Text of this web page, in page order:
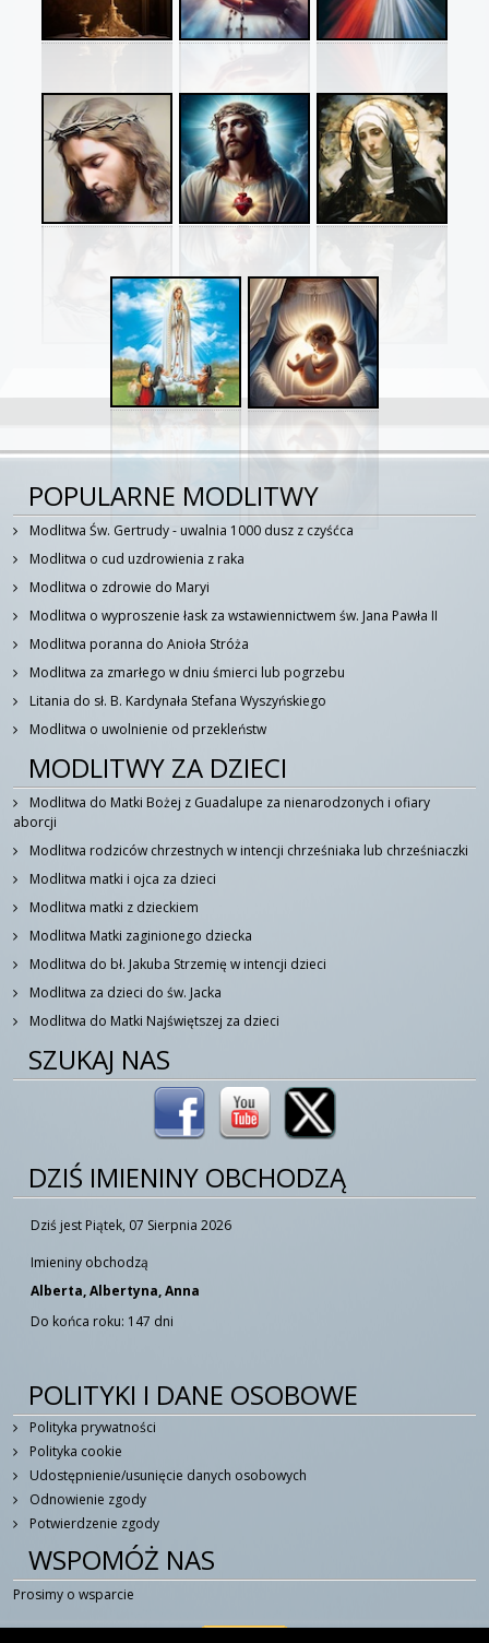
POPULARNE MODLITWY
Modlitwa Św. Gertrudy - uwalnia 1000 dusz z czyśćca
Modlitwa o cud uzdrowienia z raka
Modlitwa o zdrowie do Maryi
Modlitwa o wyproszenie łask za wstawiennictwem św. Jana Pawła II
Modlitwa poranna do Anioła Stróża
Modlitwa za zmarłego w dniu śmierci lub pogrzebu
Litania do sł. B. Kardynała Stefana Wyszyńskiego
Modlitwa o uwolnienie od przekleństw
MODLITWY ZA DZIECI
Modlitwa do Matki Bożej z Guadalupe za nienarodzonych i ofiary
aborcji
Modlitwa rodziców chrzestnych w intencji chrześniaka lub chrześniaczki
Modlitwa matki i ojca za dzieci
Modlitwa matki z dzieckiem
Modlitwa Matki zaginionego dziecka
Modlitwa do bł. Jakuba Strzemię w intencji dzieci
Modlitwa za dzieci do św. Jacka
Modlitwa do Matki Najświętszej za dzieci
SZUKAJ NAS
DZIŚ IMIENINY OBCHODZĄ
Dziś jest Piątek, 07 Sierpnia 2026
Imieniny obchodzą
Alberta, Albertyna, Anna
Do końca roku: 147 dni
POLITYKI I DANE OSOBOWE
Polityka prywatności
Polityka cookie
Udostępnienie/usunięcie danych osobowych
Odnowienie zgody
Potwierdzenie zgody
WSPOMÓŻ NAS
Prosimy o wsparcie